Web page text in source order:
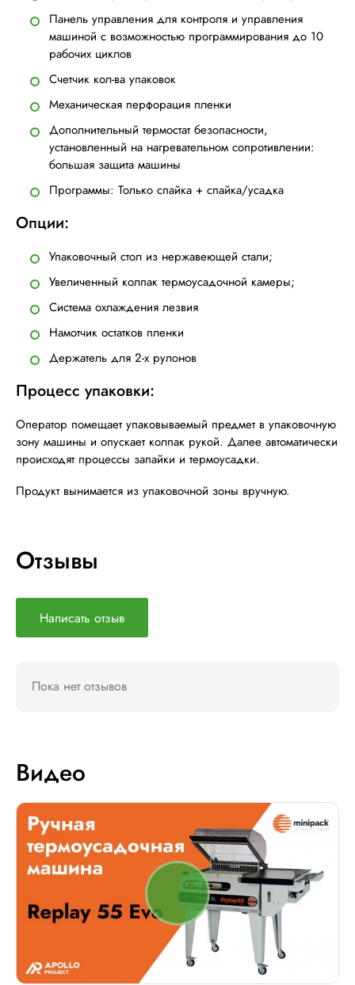
Панель управления для контроля и управления
машиной с возможностью программирования до 10
рабочих циклов
Счетчик кол-ва упаковок
Механическая перфорация пленки
Дополнительный термостат безопасности,
установленный на нагревательном сопротивлении:
большая защита машины
Программы: Только спайка + спайка/усадка
Опции:
Упаковочный стол из нержавеющей стали;
Увеличенный колпак термоусадочной камеры;
Система охлаждения лезвия
Намотчик остатков пленки
Держатель для 2-х рулонов
Процесс упаковки:
Оператор помещает упаковываемый предмет в упаковочную
зону машины и опускает колпак рукой. Далее автоматически
происходят процессы запайки и термоусадки.
Продукт вынимается из упаковочной зоны вручную.
Отзывы
Написать отзыв
Пока нет отзывов
Видео